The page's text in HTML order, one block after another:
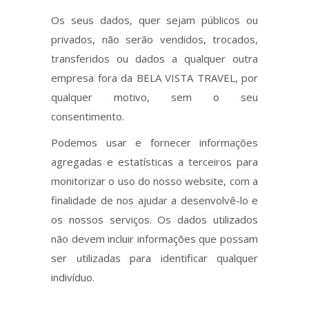
Os seus dados, quer sejam públicos ou
privados, não serão vendidos, trocados,
transferidos ou dados a qualquer outra
empresa fora da BELA VISTA TRAVEL, por
qualquer motivo, sem o seu
consentimento.
Podemos usar e fornecer informações
agregadas e estatísticas a terceiros para
monitorizar o uso do nosso website, com a
finalidade de nos ajudar a desenvolvê-lo e
os nossos serviços. Os dados utilizados
não devem incluir informações que possam
ser utilizadas para identificar qualquer
indivíduo.